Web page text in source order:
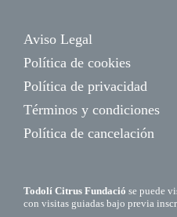
Aviso Legal
Política de cookies
Política de privacidad
Términos y condiciones
Política de cancelación
Todolí Citrus Fundació se puede
con visitas guiadas bajo previa